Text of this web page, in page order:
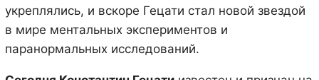
укреплялись, и вскоре Гецати стал новой звездой
в мире ментальных экспериментов и
паранормальных исследований.